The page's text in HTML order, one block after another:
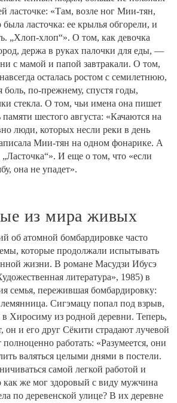
ласточке: «Там, возле ног Мии-тян,
была ласточка: ее крылья обгорели, и
„Хлоп-хлоп“». О том, как девочка
держа в руках палочки для еды, —
с мамой и папой завтракали. О том,
осталась ростом с семилетнюю,
боль, по-прежнему, спустя годы,
стекла. О том, чьи имена она пишет
шестого августа: «Качаются на
люди, которых несли реки в день
Мии-тян на одном фонарике. А
И еще о том, что «если
она не упадет».
из мира живых
об атомной бомбардировке часто
которые продолжали испытывать
жизни. В романе Масудзи Ибусэ
литература», 1985) в
семья, пережившая бомбардировку:
Сигэмацу попал под взрыв,
в Хиросиму из родной деревни. Теперь,
он и его друг Сёкити страдают лучевой
работать: «Разумеется, они
валяться целыми днями в постели.
самой легкой работой и
как же мог здоровый с виду мужчина
по деревенской улице? В их деревне